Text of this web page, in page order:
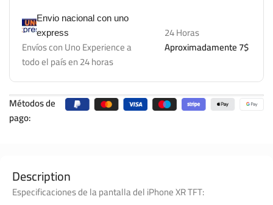
Envio nacional con uno
express
Envíos con Uno Experience a
todo el país en 24 horas
24 Horas
Aproximadamente 7$
Métodos de
pago:
Description
Especificaciones de la pantalla del iPhone XR TFT: